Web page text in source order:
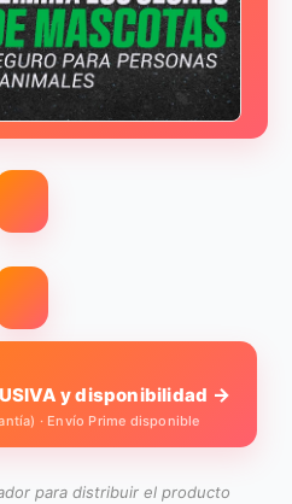
y disponibilidad
· Envío Prime disponible
→
para distribuir el producto